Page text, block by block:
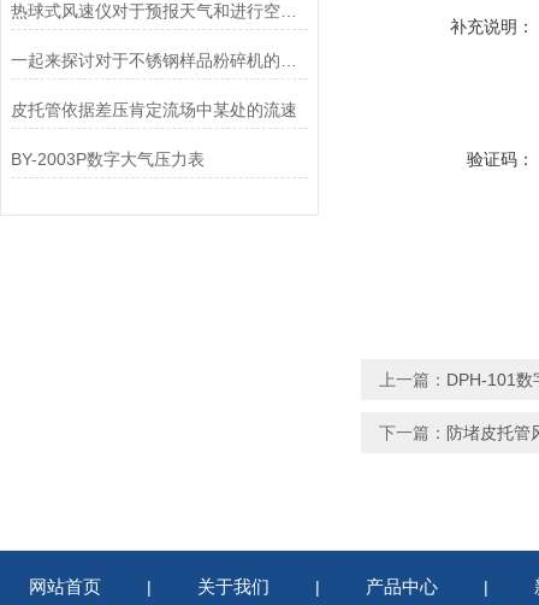
热球式风速仪对于预报天气和进行空气动力学研究有重要的作用
皮托管依据差压肯定流场中某处的流速
BY-2003P数字大气压力表
补充说明：
验证码：
上一篇： DPH-101数
下一篇： 防堵皮托管
网站首页 | 关于我们 | 产品中心 |